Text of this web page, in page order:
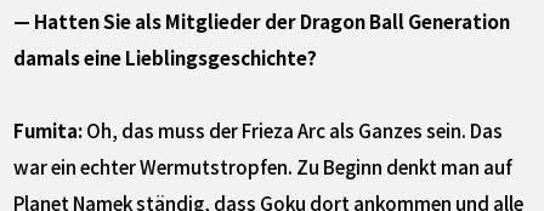
— Hatten Sie als Mitglieder der Dragon Ball Generation
damals eine Lieblingsgeschichte?
Fumita:Oh, das muss der Frieza Arc als Ganzes sein. Das
war ein echter Wermutstropfen. Zu Beginn denkt man auf
Planet Namek ständig, dass Goku dort ankommen und alle